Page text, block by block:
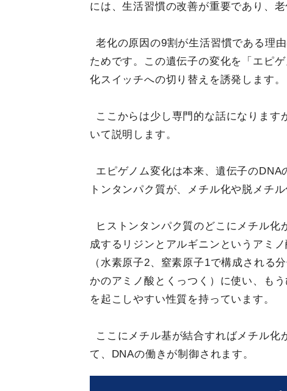
には、生活習慣の改善が重要であり、
老化の原因の9割が生活習慣である理
ためです。この遺伝子の変化を「エピ
化スイッチへの切り替えを誘発します。
ここからは少し専門的な話になりま
いて説明します。
エピゲノム変化は本来、遺伝子の
トンタンパク質が、メチル化や脱メチ
ヒストンタンパク質のどこにメチル
成するリジンとアルギニンというアミ
（水素原子2、窒素原子1で構成される
かのアミノ酸とくっつく）に使い、も
を起こしやすい性質を持っています。
ここにメチル基が結合すればメチル化
て、DNAの働きが制御されます。